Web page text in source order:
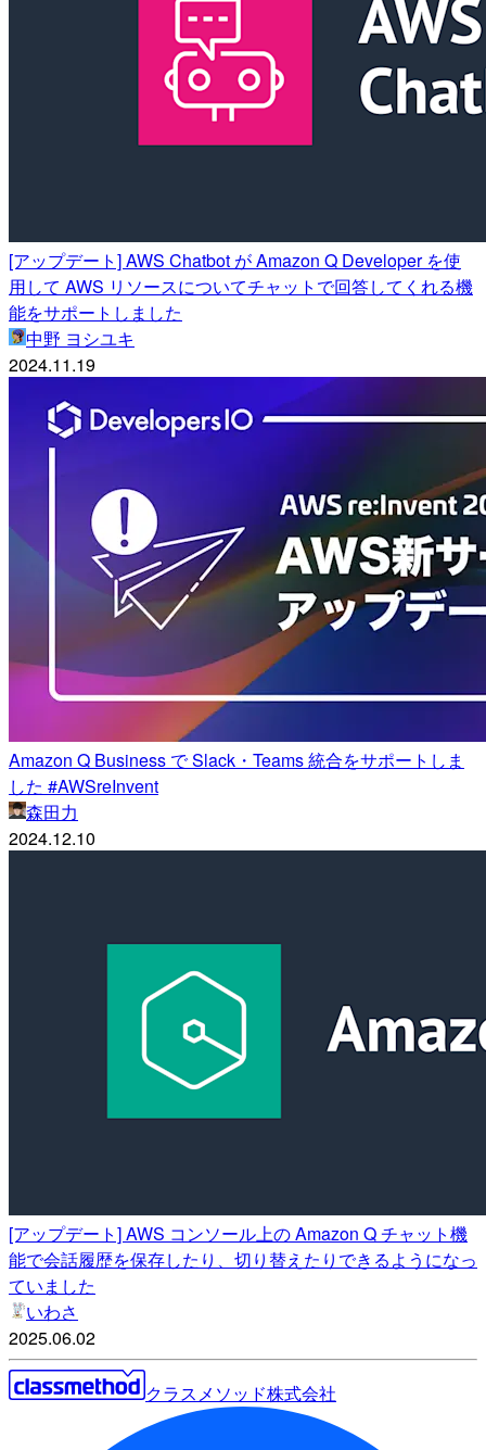
[アップデート] AWS Chatbot が Amazon Q Developer を使
用して AWS リソースについてチャットで回答してくれる機
能をサポートしました
中野 ヨシユキ
2024.11.19
Amazon Q Business で Slack・Teams 統合をサポートしま
した #AWSreInvent
森田力
2024.12.10
[アップデート] AWS コンソール上の Amazon Q チャット機
能で会話履歴を保存したり、切り替えたりできるようになっ
ていました
いわさ
2025.06.02
クラスメソッド株式会社